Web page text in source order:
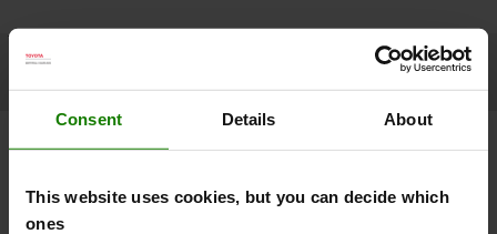
Consent Details About
This website uses cookies, but you can decide which
ones
Toyotas palleløftere
I_Site
8 gode råd ved køb
af truck
fra A til B